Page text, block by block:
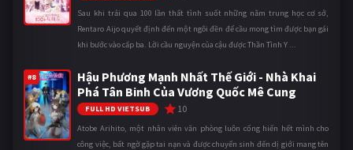
Sau khi trải qua 100 lần thất tình suốt những năm trung học cơ sở,
Rentaro Aijo quyết định đến một ngôi đền để cầu mong tìm được bạn gái
khi bước vào cấp ba. Lời cầu nguyện của cậu được Thần Tình Y ...
#8
Hậu Phương Mạnh Nhất Thế Giới - Nhà Khai
Phá Tân Binh Của Vương Quốc Mê Cung
FULL HD VIETSUB 10
Atobe Arihito, một nhân viên văn phòng luôn cống hiến hết mình cho
công việc, bất ngờ gặp tai nạn và được chuyển sinh đến dị giới mang tên